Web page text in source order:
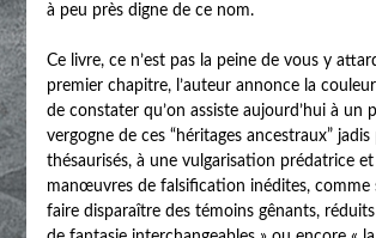
à peu près digne de ce nom.
Ce livre, ce n’est pas la peine de vous y
premier chapitre, l’auteur annonce la
de constater qu’on assiste aujourd’hui à un
vergogne de ces “héritages ancestraux”
thésaurisés, à une vulgarisation prédatrice et
manœuvres de falsification inédites, comme
faire disparaître des témoins gênants,